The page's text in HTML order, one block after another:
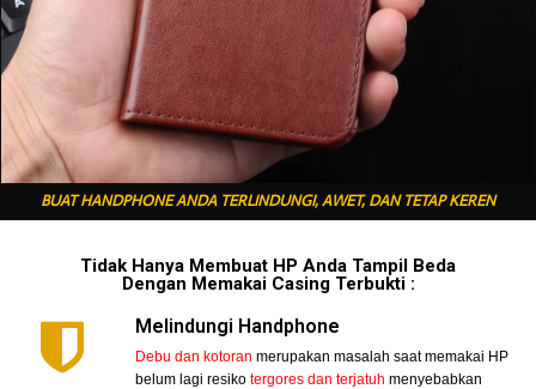
BUAT HANDPHONE ANDA TERLINDUNGI, AWET, DAN TETAP KEREN
Tidak Hanya Membuat HP Anda Tampil Beda
Dengan Memakai Casing Terbukti :
Melindungi Handphone
Debu dan kotoran merupakan masalah saat memakai HP
belum lagi resiko tergores dan terjatuh menyebabkan